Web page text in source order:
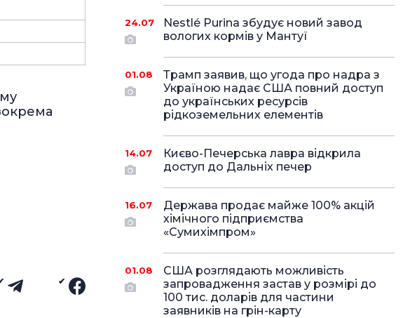
24.07
Nestlé Purina збудує новий завод
вологих кормів у Мантуї
01.08
Трамп заявив, що угода про надра з
Україною надає США повний доступ
до українських ресурсів
рідкоземельних елементів
14.07
Києво-Печерська лавра відкрила
доступ до Дальніх печер
16.07
Держава продає майже 100% акцій
хімічного підприємства
«Сумихімпром»
01.08
США розглядають можливість
запровадження застав у розмірі до
100 тис. доларів для частини
заявників на грін-карту